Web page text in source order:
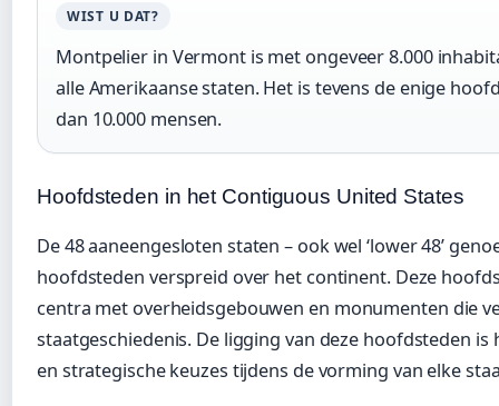
WIST U DAT?
Montpelier in Vermont is met ongeveer 8.000
alle Amerikaanse staten. Het is tevens de enige
dan 10.000 mensen.
Hoofdsteden in het Contiguous United States
De 48 aaneengesloten staten – ook wel ‘lower 48’
hoofdsteden verspreid over het continent. Deze
centra met overheidsgebouwen en monumenten die
staatgeschiedenis. De ligging van deze hoofdsteden
en strategische keuzes tijdens de vorming van elke